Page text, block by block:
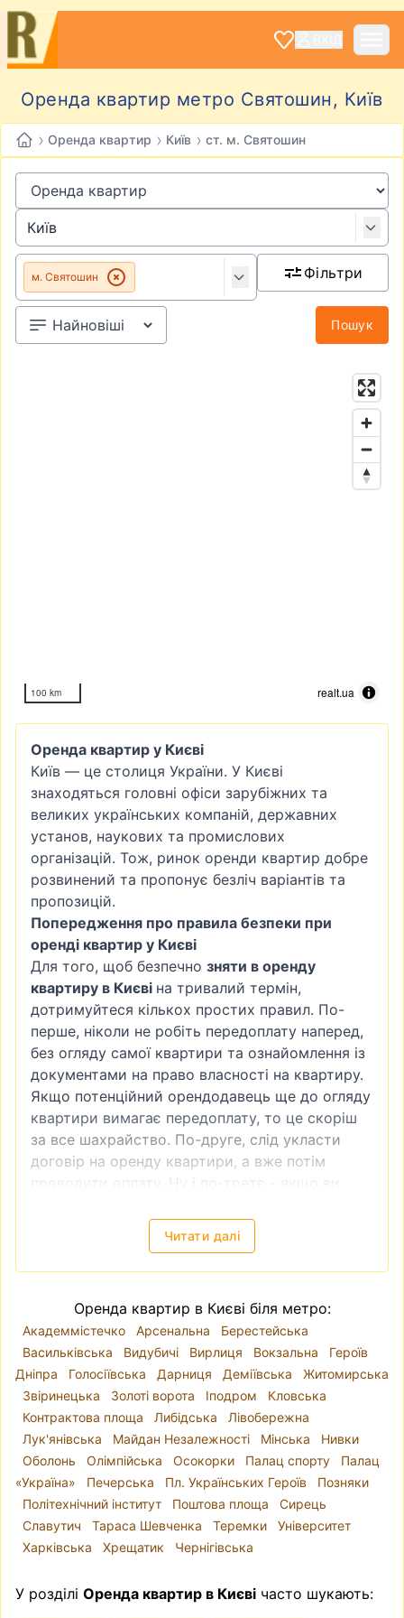
Оренда квартир метро Святошин, Київ
› Оренда квартир › Київ › ст. м. Святошин
м. Святошин Фільтри
Пошук
100 km realt.ua
Оренда квартир у Києві
Київ — це столиця України. У Києві
знаходяться головні офіси зарубіжних та
великих українських компаній, державних
установ, наукових та промислових
організацій. Тож, ринок оренди квартир добре
розвинений та пропонує безліч варіантів та
пропозицій.
Попередження про правила безпеки при
оренді квартир у Києві
Для того, щоб безпечно зняти в оренду
квартиру в Києві на тривалий термін,
дотримуйтеся кількох простих правил. По-
перше, ніколи не робіть передоплату наперед,
без огляду самої квартири та ознайомлення із
документами на право власності на квартиру.
Якщо потенційний орендодавець ще до огляду
квартири вимагає передоплату, то це скоріш
за все шахрайство. По-друге, слід укласти
договір на оренду квартири, а вже потім
проводити оплату. Ну і по-третє - якщо ви
то це теж зазвичай ознака шахрайства.
Зняти квартиру в Києві—локація, ціни
Київ поділений на десять районів. Річка Дніпро
Оболонський , Печерський, Подільський,
Святошинський, Солом'янський і
Шевченківський знаходяться на правому
березі, а Дарницький, Деснянський і
Дніпровський - на лівому. Проте, коли йде
мова про вибір локації для оренди квартири,
краще орієнтуватися на мікрорайони, адже
адміністративні райони часто включають у
себе різні за класом та комфортом для
проживання варіанти квартир. Для прикладу,
Шевченківський район - це і історичний центр
Києва і райони, ближчі до околиць міста.
метро. Через затори на дорогах, метро часто
Читати далі
Оренда квартир в Києві біля метро:
Академмістечко Арсенальна
Берестейська
Васильківська
Видубичі Вирлиця Вокзальна
Героїв
Дніпра
Голосіївська Дарниця Деміївська
Житомирська
Звіринецька
Золоті ворота Іподром
Кловська
Контрактова площа
Либідська
Лівобережна
Лук'янівська
Майдан Незалежності Мінська
Нивки
Оболонь
Олімпійська Осокорки Палац спорту
Палац
«Україна»
Печерська Пл. Українських Героїв
Позняки
Політехнічний інститут
Поштова площа
Сирець
Славутич
Тараса Шевченка Теремки
Університет
Харківська
Хрещатик Чернігівська
У розділі Оренда квартир в Києві часто шукають: